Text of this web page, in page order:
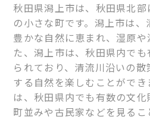
秋田県潟上市は、秋田県北
の小さな町です。潟上市は
豊かな自然に恵まれ、湿原
た、潟上市は、秋田県内で
られており、清流川沿いの
する自然を楽しむことがで
は、秋田県内でも有数の文
町並みや古民家などを見るこ